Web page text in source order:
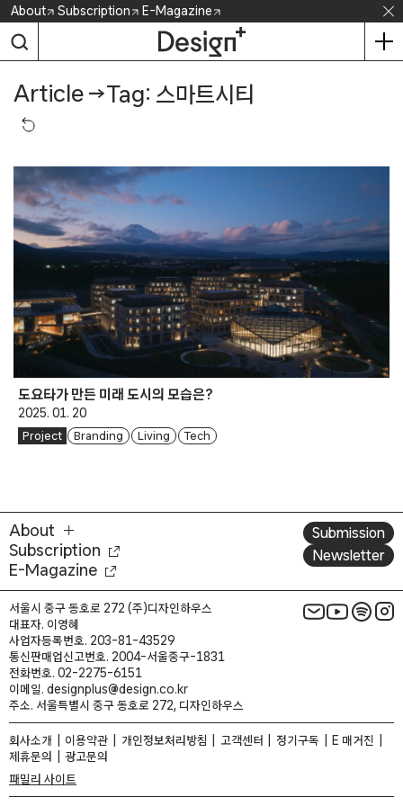
Skip
content
About Subscription E-Magazine
Article →Tag: 스마트시티
도요타가 만든 미래 도시의 모습은?
2025. 01. 20
Project Branding Living Tech
About
Subscription
E-Magazine
Submission
Newsletter
서울시 중구 동호로 272 (주)디자인하우스
대표자. 이영혜
사업자등록번호. 203-81-43529
통신판매업신고번호. 2004-서울중구-1831
전화번호. 02-2275-6151
이메일. designplus@design.co.kr
주소. 서울특별시 중구 동호로 272, 디자인하우스
회사소개 이용약관 개인정보처리방침 고객센터 정기구독
E 매거진
제휴문의
광고문의
패밀리 사이트